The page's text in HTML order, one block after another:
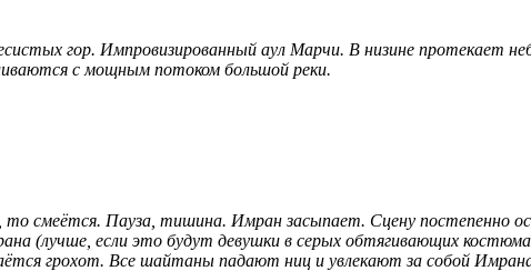
гор. Импровизированный аул Марчи. В низине протекает
с мощным потоком большой реки.
смеётся. Пауза, тишина. Имран засыпает. Сцену постепенно
(лучше, если это будут девушки в серых обтягивающих
грохот. Все шайтаны падают ниц и увлекают за собой